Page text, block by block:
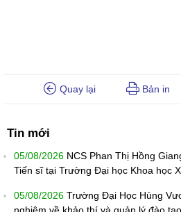
Quay lại Bản in
Tin mới
05/08/2026 NCS Phan Thị Hồng
Tiến sĩ tại Trường Đại học Khoa học
05/08/2026 Trường Đại Học Hùng
nghiệm về khảo thí và quản lý đào